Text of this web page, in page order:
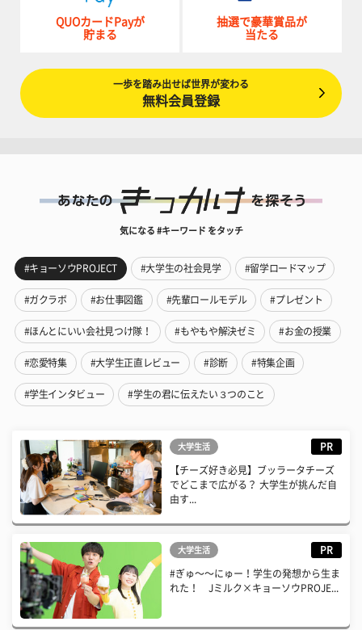
QUOカードPayが
貯まる
抽選で豪華賞品が
当たる
一歩を踏み出せば世界が変わる
無料会員登録
気になる #キーワード をタッチ
#キョーソウPROJECT #大学生の社会見学 #留学ロードマップ
#ガクラボ #お仕事図鑑 #先輩ロールモデル #プレゼント
#ほんとにいい会社見つけ隊！ #もやもや解決ゼミ #お金の授業
#恋愛特集 #大学生正直レビュー #診断 #特集企画
#学生インタビュー #学生の君に伝えたい３つのこと
大学生活 PR
【チーズ好き必見】ブッラータチーズ
でどこまで広がる？ 大学生が挑んだ自
由す...
大学生活 PR
#ぎゅ〜〜にゅー！学生の発想から生ま
れた！ Jミルク×キョーソウPROJE...